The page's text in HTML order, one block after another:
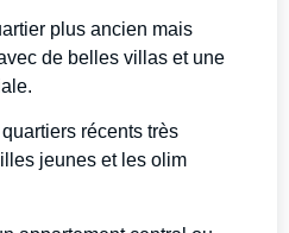
plus ancien mais
de belles villas et une
récents très
jeunes et les olim